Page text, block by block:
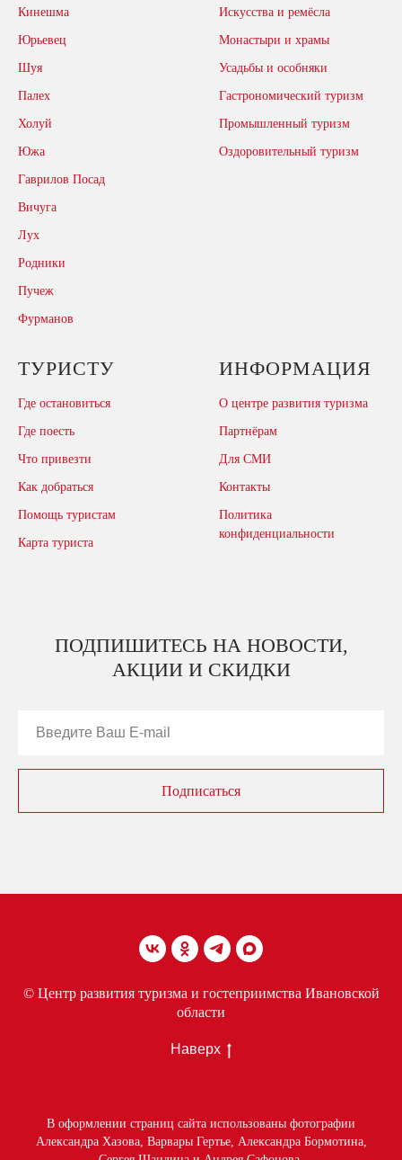
Кинешма
Юрьевец
Шуя
Палех
Холуй
Южа
Гаврилов Посад
Вичуга
Лух
Родники
Пучеж
Фурманов
Искусства и ремёсла
Монастыри и храмы
Усадьбы и особняки
Гастрономический туризм
Промышленный туризм
Оздоровительный туризм
ТУРИСТУ
Где остановиться
Где поесть
Что привезти
Как добраться
Помощь туристам
Карта туриста
ИНФОРМАЦИЯ
О центре развития туризма
Партнёрам
Для СМИ
Контакты
Политика
конфиденциальности
ПОДПИШИТЕСЬ НА НОВОСТИ,
АКЦИИ И СКИДКИ
Подписаться
© Центр развития туризма и гостеприимства Ивановской
области
Наверх
В оформлении страниц сайта использованы фотографии
Александра Хазова, Варвары Гертье, Александра Бормотина,